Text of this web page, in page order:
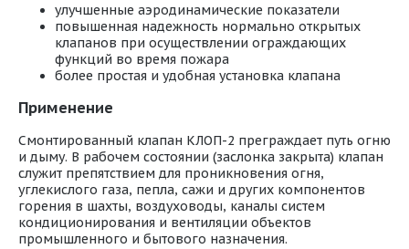
улучшенные аэродинамические показатели
повышенная надежность нормально открытых
клапанов при осуществлении ограждающих
функций во время пожара
более простая и удобная установка клапана
Применение
Смонтированный клапан КЛОП-2 преграждает путь огню
и дыму. В рабочем состоянии (заслонка закрыта) клапан
служит препятствием для проникновения огня,
углекислого газа, пепла, сажи и других компонентов
горения в шахты, воздуховоды, каналы систем
кондиционирования и вентиляции объектов
промышленного и бытового назначения.